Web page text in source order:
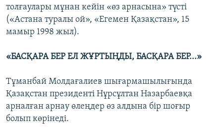
толғаулары мұнан кейін «өз арнасына» түсті
(«Астана туралы ой», «Егемен Қазақстан», 15
мамыр 1998 жыл).
«БАСҚАРА БЕР ЕЛ ЖҰРТЫҢДЫ, БАСҚАРА БЕР...»
Тұманбай Молдағалиев шығармашылығында
Қазақстан президенті Нұрсұлтан Назарбаевқа
арналған арнау өлеңдер өз алдына бір шоғыр
болып көрінеді.